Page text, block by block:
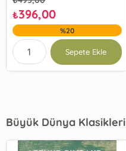
₺396,00
%20
Sepete Ekle
Büyük Dünya Klasikleri